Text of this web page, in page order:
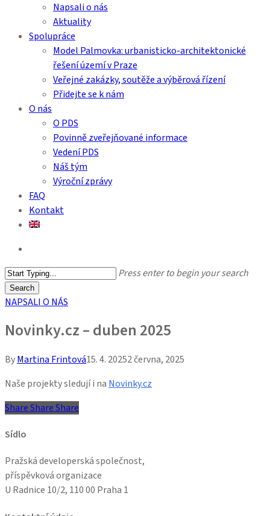
Napsali o nás
Aktuality
Spolupráce
Model Palmovka: urbanisticko-architektonické
řešení území v Praze
Veřejné zakázky, soutěže a výběrová řízení
Přidejte se k nám
O nás
O PDS
Povinně zveřejňované informace
Vedení PDS
Náš tým
Výroční zprávy
FAQ
Kontakt
Press enter to begin your search
Search
Close
NAPSALI O NÁS
Novinky.cz – duben 2025
ByMartina Frintová15. 4. 20252 června, 2025
Naše projekty sledují i na Novinky.cz
Share
ShareShareShare
Sídlo
Pražská developerská společnost,
příspěvková organizace
U Radnice 10/2, 110 00 Praha 1